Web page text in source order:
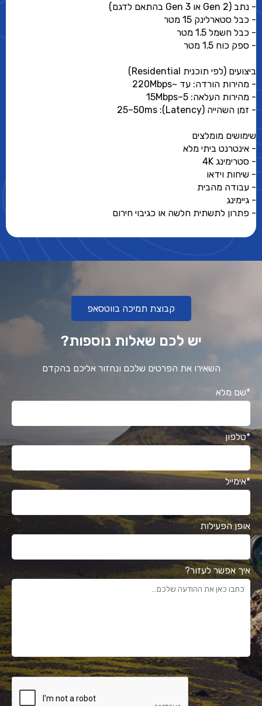
- נתב (Gen 2 או Gen 3 בהתאם לדגם)
- כבל סטארלינק 15 מטר
- כבל חשמל 1.5 מטר
- ספק כוח 1.5 מטר
ביצועים (לפי תוכנית Residential)
- מהירות הורדה: עד ~220Mbps
- מהירות העלאה: 5–15Mbps
- זמן השהייה (Latency): 25–50ms
שימושים מומלצים
- אינטרנט ביתי מלא
- סטרימינג 4K
- שיחות וידאו
- עבודה מהבית
- גיימינג
- פתרון לתשתית חלשה או כגיבוי חירום
קבוצת תמיכה בווטסאפ
יש לכם שאלות נוספות?
השאירו את הפרטים שלכם ונחזור אליכם בהקדם
*שם מלא
*טלפון
*אימייל
אופן הפעילות
איך אפשר לעזור?